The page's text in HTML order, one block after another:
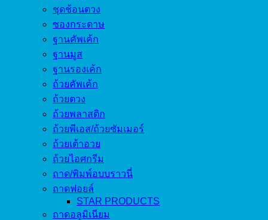
ชุดช้อนตวง
ซองกระดาษ
ฐานคัพเค้ก
ฐานมูส
ฐานรองเค้ก
ถ้วยคัพเค้ก
ถ้วยตวง
ถ้วยพลาสติก
ถ้วยพีเอส/ถ้วยซัมเมอร์
ถ้วยเต้าอวย
ถ้วยไอศกรีม
ถาด/พิมพ์อบบราวนี่
ถาดฟอยล์
STAR PRODUCTS
ถาดอลูมิเนียม